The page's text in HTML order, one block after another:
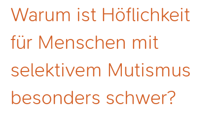
Warum ist Höflichkeit
für Menschen mit
selektivem Mutismus
besonders schwer?